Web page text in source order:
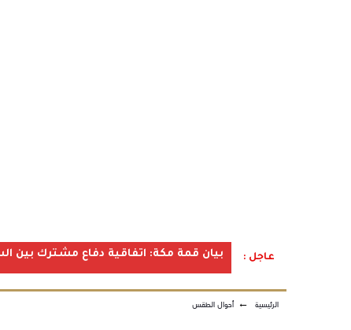
عاجل : بيان قمة مكة: اتفاقية دفاع مشترك بين
الرئيسية ← أحوال الطقس